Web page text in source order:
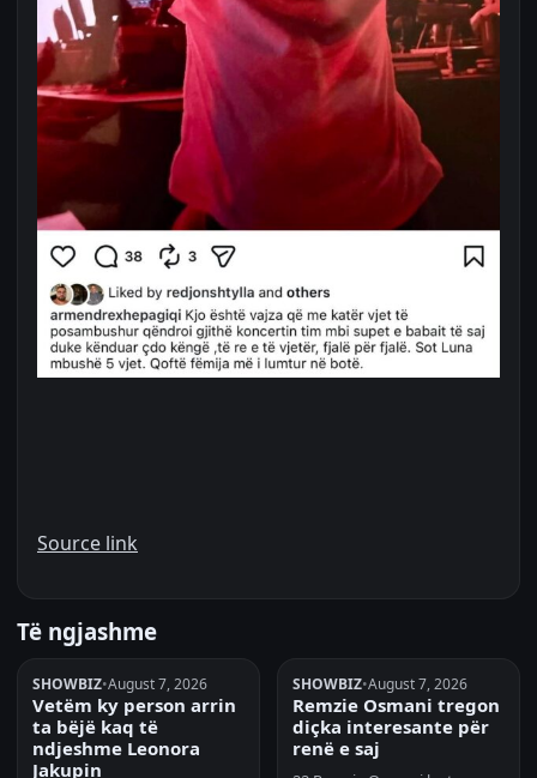
Source link
Të ngjashme
SHOWBIZ•August 7, 2026
Vetëm ky person arrin
ta bëjë kaq të
ndjeshme Leonora
Jakupin
SHOWBIZ•August 7, 2026
Remzie Osmani tregon
diçka interesante për
renë e saj